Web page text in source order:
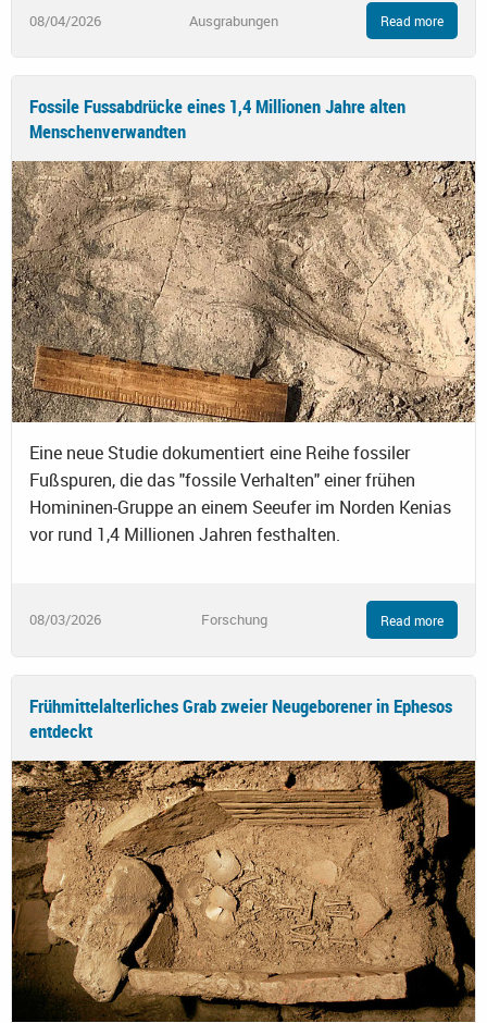
08/04/2026 Ausgrabungen Read more
Fossile Fussabdrücke eines 1,4 Millionen Jahre alten
Menschenverwandten
Eine neue Studie dokumentiert eine Reihe fossiler
Fußspuren, die das "fossile Verhalten" einer frühen
Homininen-Gruppe an einem Seeufer im Norden Kenias
vor rund 1,4 Millionen Jahren festhalten.
08/03/2026 Forschung Read more
Frühmittelalterliches Grab zweier Neugeborener in Ephesos
entdeckt